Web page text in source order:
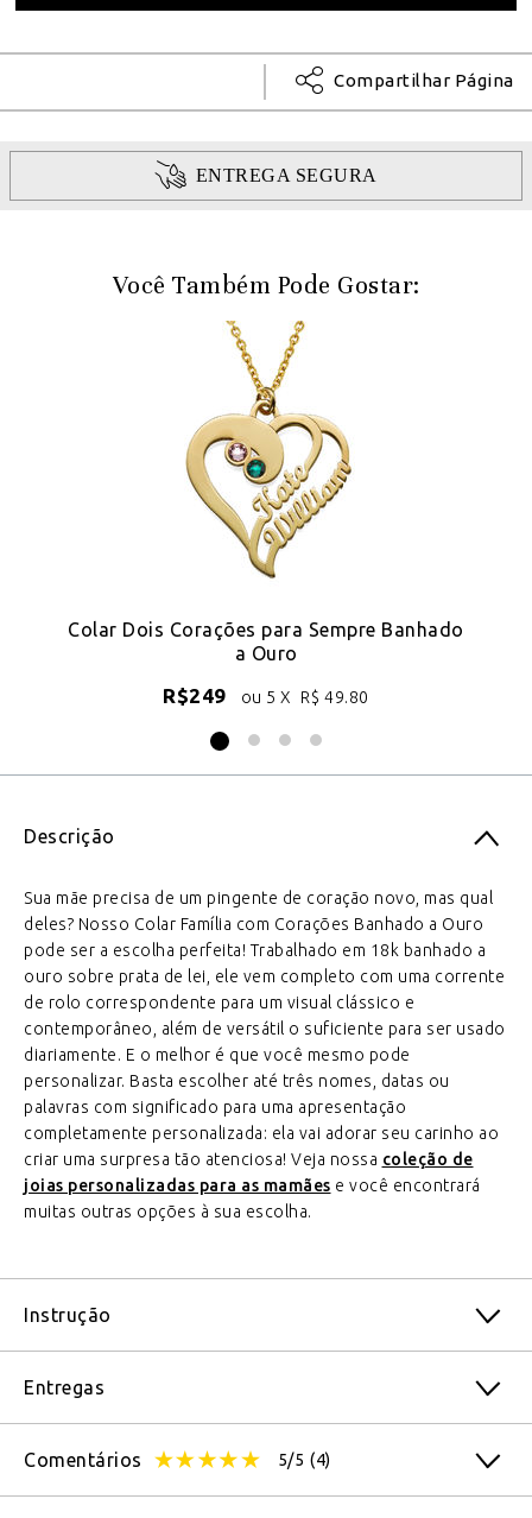
Compartilhar Página
ENTREGA SEGURA
Você Também Pode Gostar:
Colar Dois Corações para Sempre Banhado
a Ouro
R$249 ou 5 X R$ 49.80
Descrição
Sua mãe precisa de um pingente de coração novo, mas qual
deles? Nosso Colar Família com Corações Banhado a Ouro
pode ser a escolha perfeita! Trabalhado em 18k banhado a
ouro sobre prata de lei, ele vem completo com uma corrente
de rolo correspondente para um visual clássico e
contemporâneo, além de versátil o suficiente para ser usado
diariamente. E o melhor é que você mesmo pode
personalizar. Basta escolher até três nomes, datas ou
palavras com significado para uma apresentação
completamente personalizada: ela vai adorar seu carinho ao
criar uma surpresa tão atenciosa! Veja nossa coleção de
joias personalizadas para as mamães e você encontrará
muitas outras opções à sua escolha.
Instrução
Entregas
Comentários 5/5 (4)